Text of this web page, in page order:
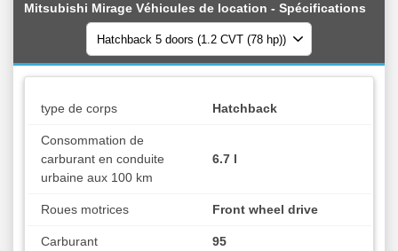
Mitsubishi Mirage Véhicules de location - Spécifications
type de corps Hatchback
Consommation de
carburant en conduite
urbaine aux 100 km
6.7 l
Roues motrices Front wheel drive
Carburant 95